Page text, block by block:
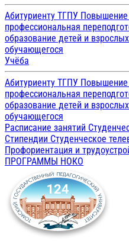
Абитуриенту ТГПУ Повышение
профессиональная
образование детей и взрослых
обучающегося
Учёба
Абитуриенту ТГПУ Повышение
профессиональная
образование детей и взрослых
обучающегося
Расписание занятий
Стипендии Студенческое
Профориентация и
ПРОГРАММЫ НОКО